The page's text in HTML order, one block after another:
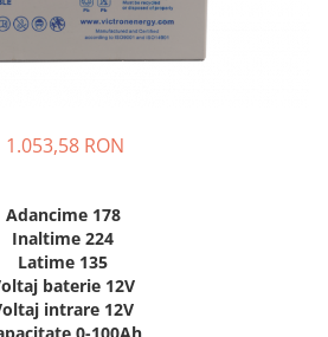
(BMS)
1.053,58 RON
Adancime 178
Inaltime 224
Latime 135
baterie 12V
intrare 12V